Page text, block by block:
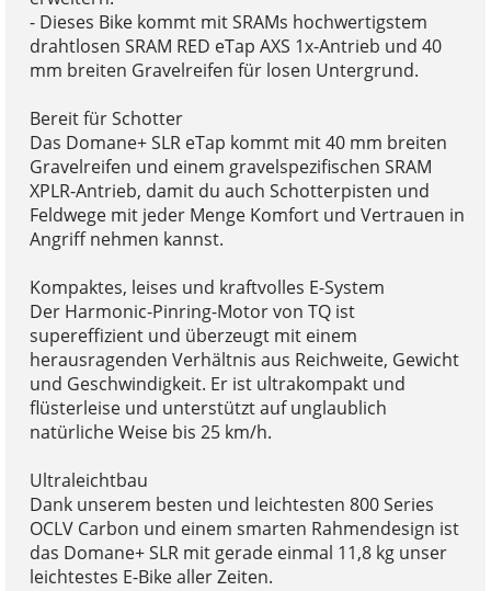
- Dieses Bike kommt mit SRAMs hochwertigstem
drahtlosen SRAM RED eTap AXS 1x-Antrieb und 40
mm breiten Gravelreifen für losen Untergrund.
Bereit für Schotter
Das Domane+ SLR eTap kommt mit 40 mm breiten
Gravelreifen und einem gravelspezifischen SRAM
XPLR-Antrieb, damit du auch Schotterpisten und
Feldwege mit jeder Menge Komfort und Vertrauen in
Angriff nehmen kannst.
Kompaktes, leises und kraftvolles E-System
Der Harmonic-Pinring-Motor von TQ ist
supereffizient und überzeugt mit einem
herausragenden Verhältnis aus Reichweite, Gewicht
und Geschwindigkeit. Er ist ultrakompakt und
flüsterleise und unterstützt auf unglaublich
natürliche Weise bis 25 km/h.
Ultraleichtbau
Dank unserem besten und leichtesten 800 Series
OCLV Carbon und einem smarten Rahmendesign ist
das Domane+ SLR mit gerade einmal 11,8 kg unser
leichtestes E-Bike aller Zeiten.